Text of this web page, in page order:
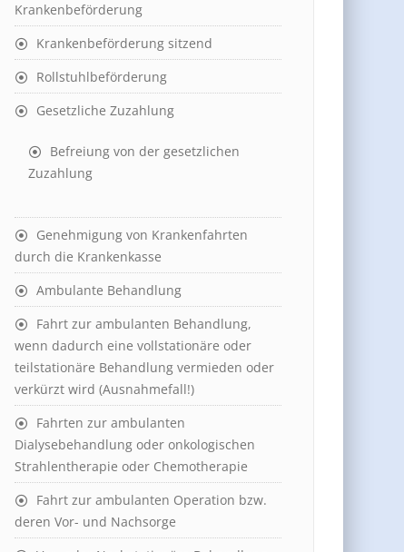
Krankenbeförderung
Krankenbeförderung sitzend
Rollstuhlbeförderung
Gesetzliche Zuzahlung
Befreiung von der gesetzlichen
Zuzahlung
Genehmigung von Krankenfahrten
durch die Krankenkasse
Ambulante Behandlung
Fahrt zur ambulanten Behandlung,
wenn dadurch eine vollstationäre oder
teilstationäre Behandlung vermieden oder
verkürzt wird (Ausnahmefall!)
Fahrten zur ambulanten
Dialysebehandlung oder onkologischen
Strahlentherapie oder Chemotherapie
Fahrt zur ambulanten Operation bzw.
deren Vor- und Nachsorge